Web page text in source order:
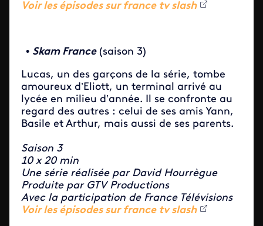
Voir les épisodes sur france tv slash
• Skam France (saison 3)
Lucas, un des garçons de la série, tombe
amoureux d’Eliott, un terminal arrivé au
lycée en milieu d’année. Il se confronte au
regard des autres : celui de ses amis Yann,
Basile et Arthur, mais aussi de ses parents.
Saison 3
10 x 20 min
Une série réalisée par David Hourrègue
Produite par GTV Productions
Avec la participation de France Télévisions
Voir les épisodes sur france tv slash